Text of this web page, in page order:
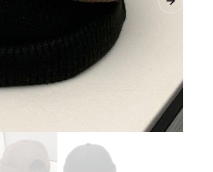
Next slide